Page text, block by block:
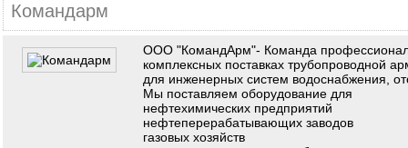
Командарм
ООО "КомандАрм"- Команда
комплексных поставках трубопроводной
для инженерных систем водоснабжения,
Мы поставляем оборудование для
нефтехимических предприятий
нефтеперерабатывающих заводов
газовых хозяйств